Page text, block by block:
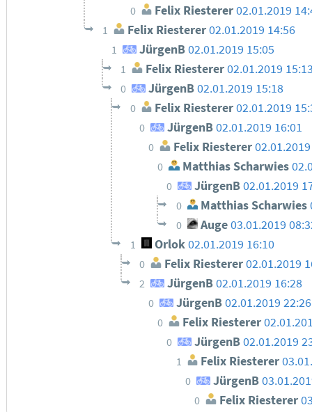
0 Felix Riesterer02.01.2019
1 Felix Riesterer02.01.2019 14:56
1 JürgenB02.01.2019 15:05
1 Felix Riesterer02.01.2019
0 JürgenB02.01.2019 15:18
0 Felix Riesterer02.01.2019
0 JürgenB02.01.2019 16:01
0 Felix Riesterer
0 Matthias Scharwies
0 JürgenB02.01.2019
0 Matthias Scharwies
0 Auge03.01.2019
1 Orlok02.01.2019 16:10
0 Felix Riesterer 02.01.2019
2 JürgenB02.01.2019 16:28
0 JürgenB02.01.2019 22:26
0 Felix Riesterer
0 JürgenB02.01.2019
1 Felix Riesterer
0 JürgenB
0 Felix Riesterer